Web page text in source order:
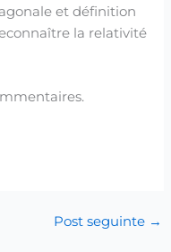
et définition
la relativité
Post seguinte →